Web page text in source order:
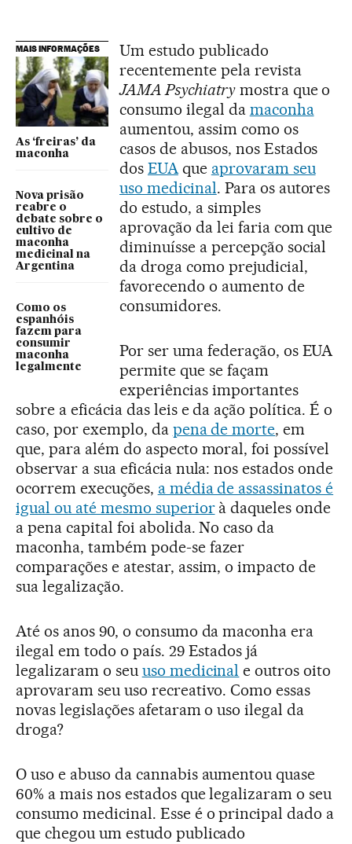
MAIS INFORMAÇÕES
As ‘freiras’ da
maconha
Nova prisão
reabre o
debate sobre o
cultivo de
maconha
medicinal na
Argentina
Como os
espanhóis
fazem para
consumir
maconha
legalmente
Um estudo publicado
recentemente pela revista
JAMA Psychiatrymostra que o
consumo ilegal da maconha
aumentou, assim como os
casos de abusos, nos Estados
dos EUAque aprovaram seu
uso medicinal. Para os autores
do estudo, a simples
aprovação da lei faria com que
diminuísse a percepção social
da droga como prejudicial,
favorecendo o aumento de
consumidores.
Por ser uma federação, os EUA
permite que se façam
experiências importantes
sobre a eficácia das leis e da ação política. É o
caso, por exemplo, da pena de morte, em
que, para além do aspecto moral, foi possível
observar a sua eficácia nula: nos estados onde
ocorrem execuções, a média de assassinatos é
igual ou até mesmo superiorà daqueles onde
a pena capital foi abolida. No caso da
maconha, também pode-se fazer
comparações e atestar, assim, o impacto de
sua legalização.
Até os anos 90, o consumo da maconha era
ilegal em todo o país. 29 Estados já
legalizaram o seu uso medicinal e outros oito
aprovaram seu uso recreativo. Como essas
novas legislações afetaram o uso ilegal da
droga?
O uso e abuso da cannabis aumentou quase
60% a mais nos estados que legalizaram o seu
consumo medicinal. Esse é o principal dado a
que chegou um estudo publicado